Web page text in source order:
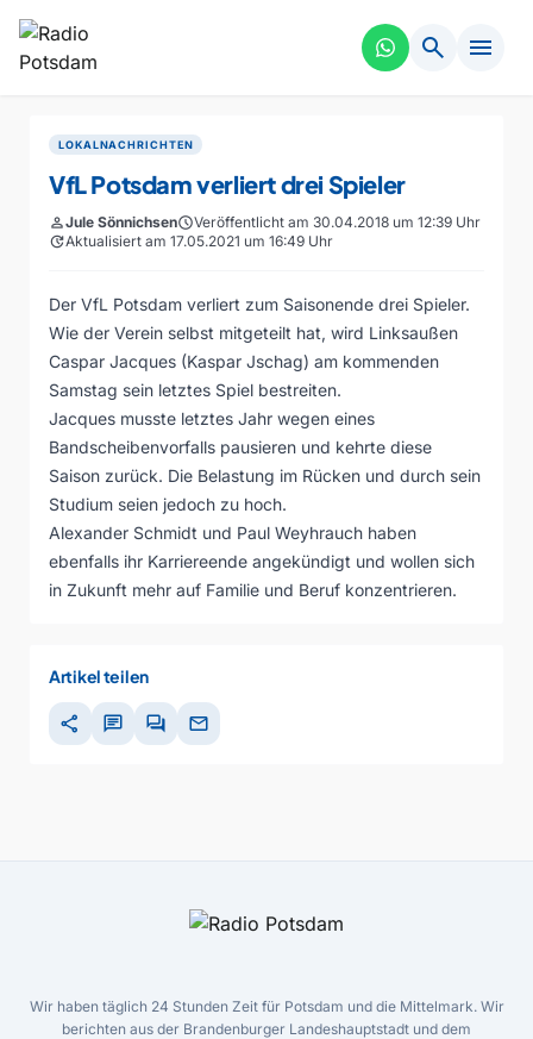
search menu
LOKALNACHRICHTEN
VfL Potsdam verliert drei Spieler
personJule SönnichsenscheduleVeröffentlicht am 30.04.2018 um 12:39 Uhr
updateAktualisiert am 17.05.2021 um 16:49 Uhr
Der VfL Potsdam verliert zum Saisonende drei Spieler.
Wie der Verein selbst mitgeteilt hat, wird Linksaußen
Caspar Jacques (Kaspar Jschag) am kommenden
Samstag sein letztes Spiel bestreiten.
Jacques musste letztes Jahr wegen eines
Bandscheibenvorfalls pausieren und kehrte diese
Saison zurück. Die Belastung im Rücken und durch sein
Studium seien jedoch zu hoch.
Alexander Schmidt und Paul Weyhrauch haben
ebenfalls ihr Karriereende angekündigt und wollen sich
in Zukunft mehr auf Familie und Beruf konzentrieren.
Artikel teilen
share chat forum mail
Wir haben täglich 24 Stunden Zeit für Potsdam und die Mittelmark. Wir
berichten aus der Brandenburger Landeshauptstadt und dem